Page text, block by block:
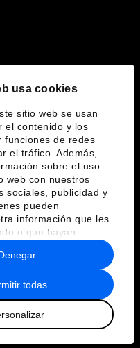
usa cookies
sitio web se usan
el contenido y los
funciones de redes
el tráfico. Además,
sobre el uso
web con nuestros
sociales, publicidad y
pueden
información que les
o que hayan
del uso que haya
todas
normas de uso
Mundial